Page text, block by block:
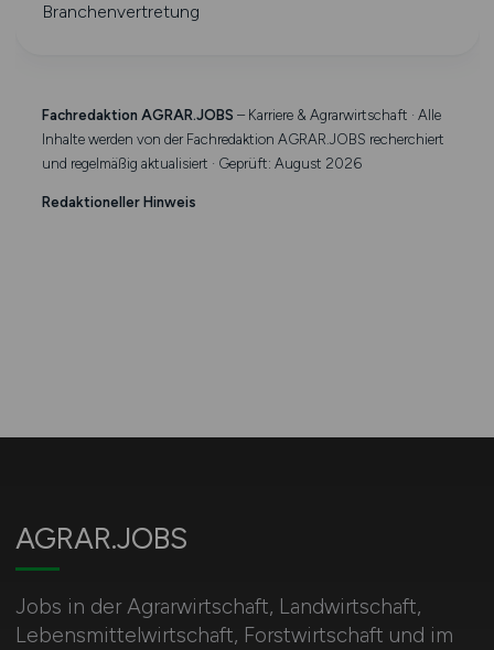
Branchenvertretung
Fachredaktion AGRAR.JOBS – Karriere & Agrarwirtschaft · Alle
Inhalte werden von der Fachredaktion AGRAR.JOBS recherchiert
und regelmäßig aktualisiert · Geprüft: August 2026
Redaktioneller Hinweis
AGRAR.JOBS
Jobs in der Agrarwirtschaft, Landwirtschaft,
Lebensmittelwirtschaft, Forstwirtschaft und im